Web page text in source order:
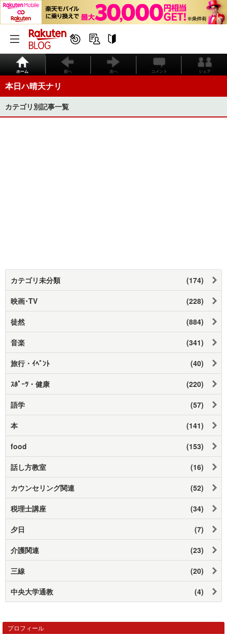
ホーム 前へ 次へ コメント シェア
本日ハ晴天ナリ
カテゴリ別記事一覧
カテゴリ未分類 (174)
映画･TV (228)
徒然 (884)
音楽 (341)
旅行・ｲﾍﾞﾝﾄ (40)
ｽﾎﾟｰﾂ・健康 (220)
語学 (57)
本 (141)
food (153)
話し方教室 (16)
カウンセリング関連 (52)
税理士講座 (34)
夕日 (7)
介護関連 (23)
三線 (20)
中央大学通教 (4)
プロフィール